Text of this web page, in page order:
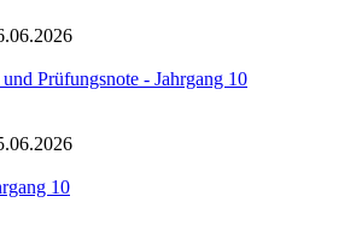
Prüfungsnote - Jahrgang 10
10